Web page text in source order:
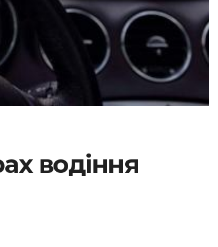
водіння